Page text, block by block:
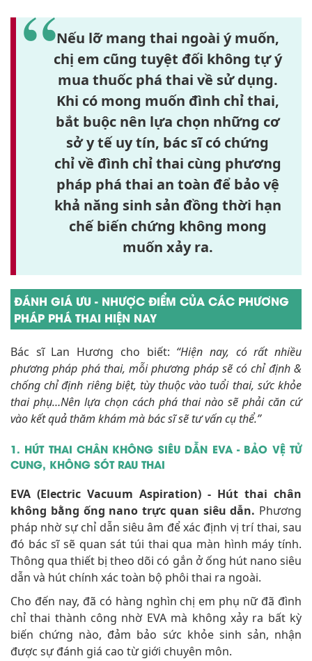
Nếu lỡ mang thai ngoài ý muốn,
chị em cũng tuyệt đối không tự ý
mua thuốc phá thai về sử dụng.
Khi có mong muốn đình chỉ thai,
bắt buộc nên lựa chọn những cơ
sở y tế uy tín, bác sĩ có chứng
chỉvề đình chỉ thai cùng phương
pháp phá thai an toàn để bảo vệ
khả năng sinh sản đồng thời hạn
chế biến chứng không mong
muốn xảy ra.
ĐÁNH GIÁ ƯU - NHƯỢC ĐIỂM CỦA CÁC PHƯƠNG
PHÁP PHÁ THAI HIỆN NAY
Bác sĩ Lan Hương cho biết: “Hiện nay, có rất nhiều
phương pháp phá thai, mỗi phương pháp sẽ có chỉ định &
chống chỉ định riêng biệt, tùy thuộc vào tuổi thai, sức khỏe
thai phụ…Nên lựa chọn cách phá thai nào sẽ phải căn cứ
vào kết quả thăm khám mà bác sĩ sẽ tư vấn cụ thể.”
1. HÚT THAI CHÂN KHÔNG SIÊU DẪN EVA - BẢO VỆ TỬ
CUNG, KHÔNG SÓT RAU THAI
EVA (Electric Vacuum Aspiration) - Hút thai chân
không bằng ống nano trực quan siêu dẫn. Phương
pháp nhờ sự chỉ dẫn siêu âm để xác định vị trí thai, sau
đó bác sĩ sẽ quan sát túi thai qua màn hình máy tính.
Thông qua thiết bị theo dõi có gắn ở ống hút nano siêu
dẫn và hút chính xác toàn bộ phôi thai ra ngoài.
Cho đến nay, đã có hàng nghìn chị em phụ nữ đã đình
chỉ thai thành công nhờ EVA mà không xảy ra bất kỳ
biến chứng nào, đảm bảo sức khỏe sinh sản, nhận
được sự đánh giá cao từ giới chuyên môn.